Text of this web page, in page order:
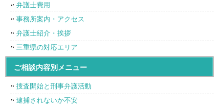
弁護士費用
事務所案内・アクセス
弁護士紹介・挨拶
三重県の対応エリア
ご相談内容別メニュー
捜査開始と刑事弁護活動
逮捕されないか不安